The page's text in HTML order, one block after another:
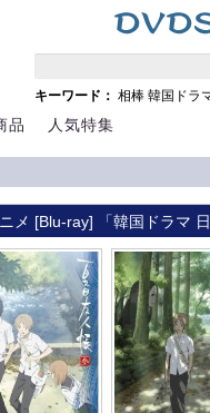
キーワード： 相棒 韓国ドラ
品 人気特集
メ [Blu-ray] 「韓国ドラマ